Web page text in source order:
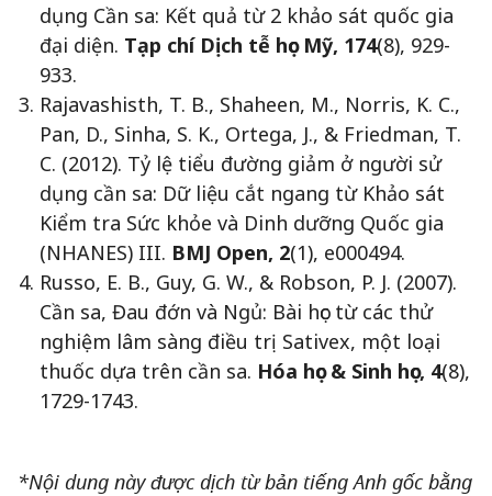
dụng Cần sa: Kết quả từ 2 khảo sát quốc gia
đại diện. Tạp chí Dịch tễ học Mỹ, 174(8), 929-
933.
Rajavashisth, T. B., Shaheen, M., Norris, K. C.,
Pan, D., Sinha, S. K., Ortega, J., & Friedman, T.
C. (2012). Tỷ lệ tiểu đường giảm ở người sử
dụng cần sa: Dữ liệu cắt ngang từ Khảo sát
Kiểm tra Sức khỏe và Dinh dưỡng Quốc gia
(NHANES) III. BMJ Open, 2(1), e000494.
Russo, E. B., Guy, G. W., & Robson, P. J. (2007).
Cần sa, Đau đớn và Ngủ: Bài học từ các thử
nghiệm lâm sàng điều trị Sativex, một loại
thuốc dựa trên cần sa. Hóa học & Sinh học, 4(8),
1729-1743.
*Nội dung này được dịch từ bản tiếng Anh gốc bằng